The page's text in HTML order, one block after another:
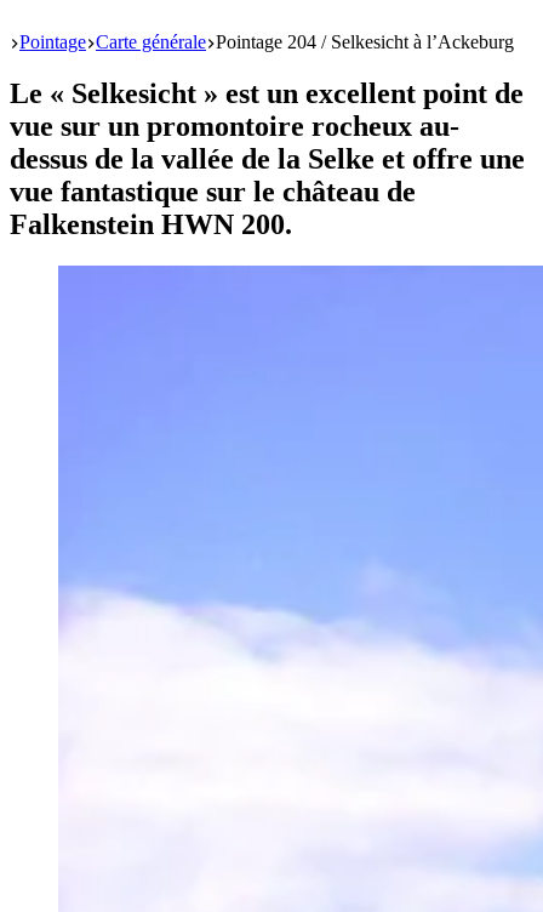
Start
Pointage Carte générale Pointage 204 / Selkesicht à l’Ackeburg
Le « Selkesicht » est un excellent point de
vue sur un promontoire rocheux au-
dessus de la vallée de la Selke et offre une
vue fantastique sur le château de
Falkenstein HWN 200.